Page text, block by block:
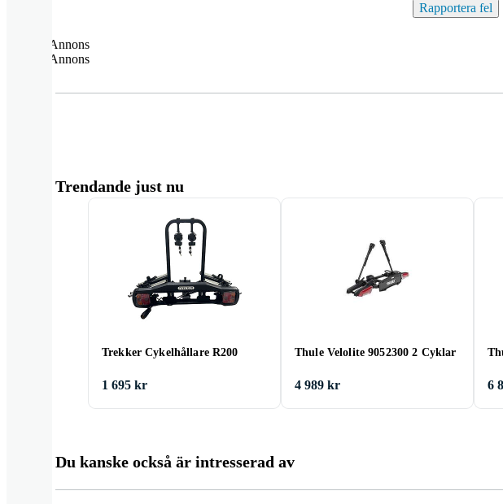
Rapportera fel
Annons
Annons
Trendande just nu
Trekker Cykelhållare R200
1 695 kr
Thule Velolite 9052300 2 Cyklar
4 989 kr 6
Du kanske också är intresserad av